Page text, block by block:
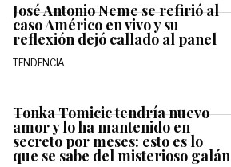
José Antonio Neme se refirió al
caso Américo en vivo y su
reflexión dejó callado al panel
TENDENCIA
Tonka Tomicic tendría nuevo
amor y lo ha mantenido en
secreto por meses: esto es lo
que se sabe del misterioso galán